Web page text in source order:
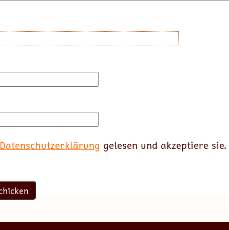
Datenschutzerklärung gelesen und akzeptiere sie.